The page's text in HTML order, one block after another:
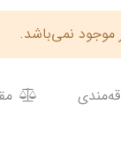
نمی‌باشد.